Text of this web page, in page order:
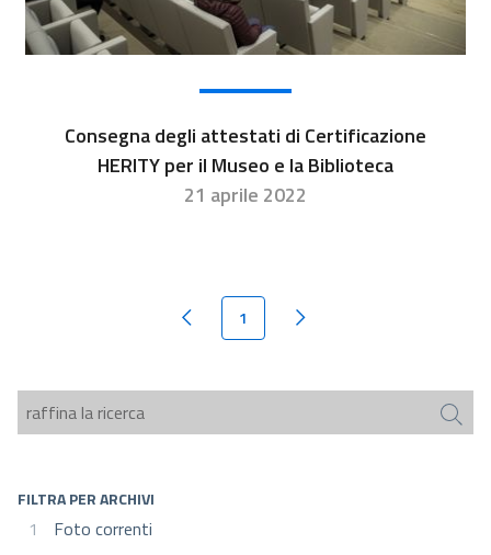
Consegna degli attestati di Certificazione
HERITY per il Museo e la Biblioteca
21 aprile 2022
Pagina precedente
1 Pagina successiva
FILTRA PER ARCHIVI
1 Foto correnti